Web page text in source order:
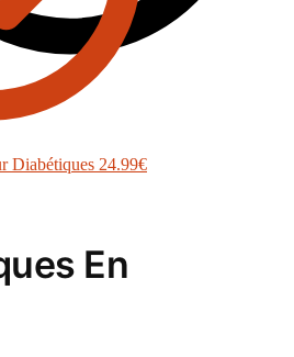
Diabétiques 24.99€
En